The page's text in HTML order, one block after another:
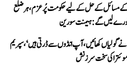
کے مسائل کے حل کے لیے حکومت پُرعزم، ہر ضلع
لیں گے: ہیمنت سورین
گولیاں کھائیں، آپ انڈوں سے ڈرتی ہیں‘، سپریم
کی سخت سرزنش